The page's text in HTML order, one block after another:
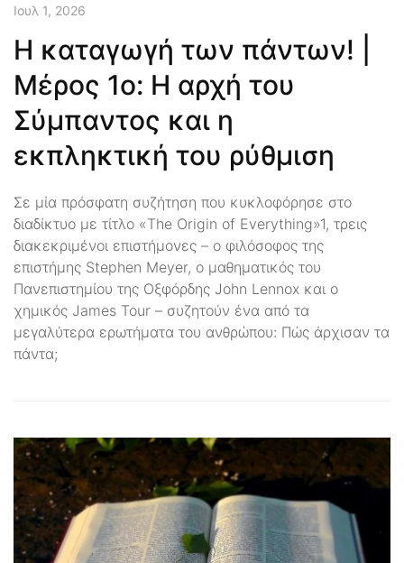
Ιουλ 1, 2026
Η καταγωγή των πάντων! |
Μέρος 1ο: Η αρχή του
Σύμπαντος και η
εκπληκτική του ρύθμιση
Σε μία πρόσφατη συζήτηση που κυκλοφόρησε στο
διαδίκτυο με τίτλο «The Origin of Everything»1, τρεις
διακεκριμένοι επιστήμονες – ο φιλόσοφος της
επιστήμης Stephen Meyer, ο μαθηματικός του
Πανεπιστημίου της Οξφόρδης John Lennox και ο
χημικός James Tour – συζητούν ένα από τα
μεγαλύτερα ερωτήματα του ανθρώπου: Πώς άρχισαν τα
πάντα;